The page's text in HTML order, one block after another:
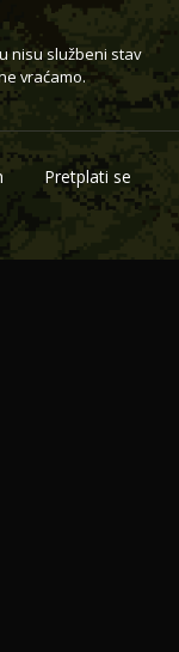
nisu službeni stav
vraćamo.
Pretplati se